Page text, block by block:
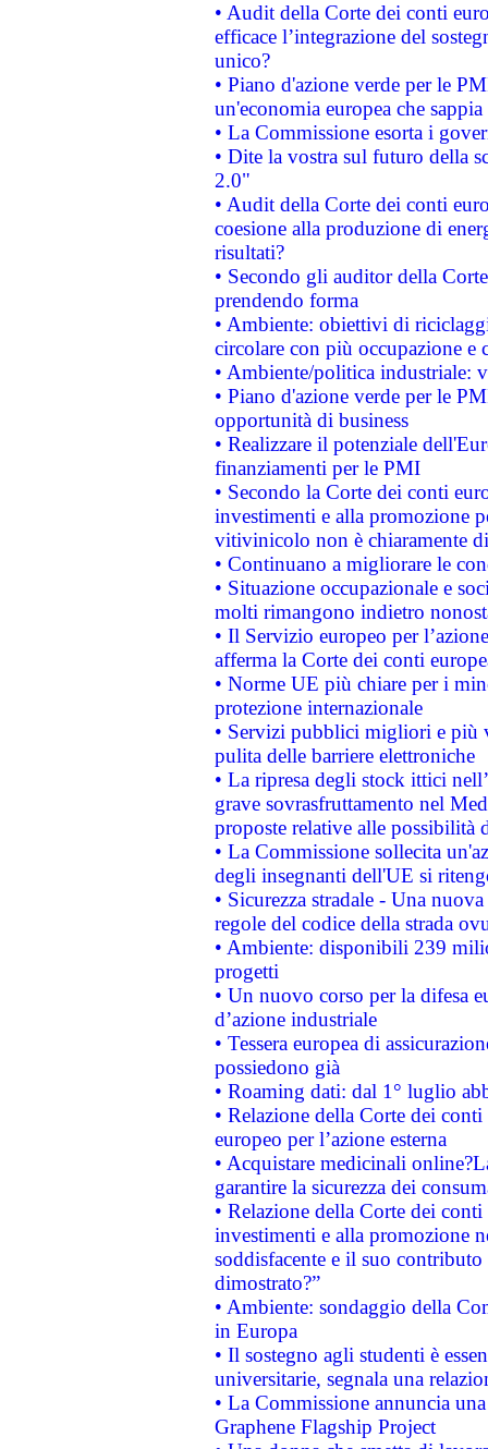
• Audit della Corte dei conti
efficace l’integrazione del
unico?
• Piano d'azione verde per le
un'economia europea che
• La Commissione esorta i
• Dite la vostra sul futuro della
2.0"
• Audit della Corte dei conti
coesione alla produzione di
risultati?
• Secondo gli auditor della
prendendo forma
• Ambiente: obiettivi di
circolare con più occupazione e
• Ambiente/politica industriale:
• Piano d'azione verde per le
opportunità di business
• Realizzare il potenziale
finanziamenti per le PMI
• Secondo la Corte dei conti
investimenti e alla promozione
vitivinicolo non è chiaramente
• Continuano a migliorare le
• Situazione occupazionale e
molti rimangono indietro
• Il Servizio europeo per
afferma la Corte dei conti
• Norme UE più chiare per i
protezione internazionale
• Servizi pubblici migliori e più
pulita delle barriere elettroniche
• La ripresa degli stock ittici
grave sovrasfruttamento nel
proposte relative alle possibilità
• La Commissione sollecita
degli insegnanti dell'UE si
• Sicurezza stradale - Una
regole del codice della strada
• Ambiente: disponibili 239
progetti
• Un nuovo corso per la difesa
d’azione industriale
• Tessera europea di
possiedono già
• Roaming dati: dal 1° luglio
• Relazione della Corte dei
europeo per l’azione esterna
• Acquistare medicinali
garantire la sicurezza dei
• Relazione della Corte dei
investimenti e alla promozione
soddisfacente e il suo
dimostrato?”
• Ambiente: sondaggio della
in Europa
• Il sostegno agli studenti è
universitarie, segnala una
• La Commissione annuncia
Graphene Flagship Project